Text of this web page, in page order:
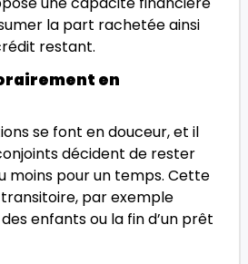
la part rachetée ainsi
restant.
en
se font en douceur, et il
décident de rester
moins pour un temps. Cette
par exemple
enfants ou la fin d’un prêt